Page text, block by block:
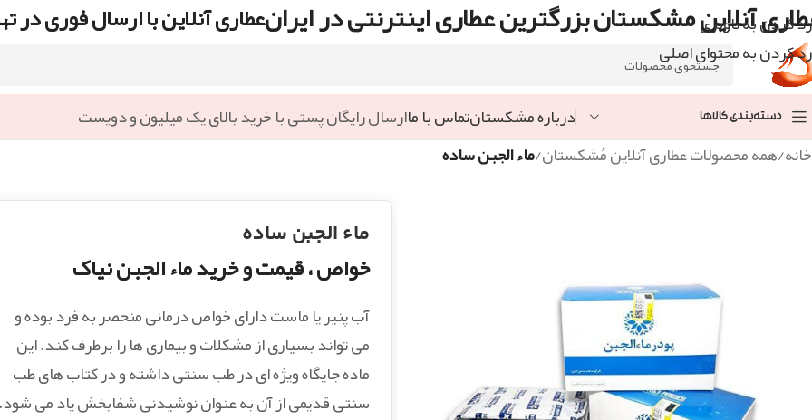
رد کردن به ناوبری
رد کردن به محتوای اصلی
آنلاین مشکستان بزرگترین عطاری اینترنتی در ایرانعطاری آنلاین با ارسال فوری در
دسته‌بندی کالاها درباره مشکستانتماس با ماارسال رایگان پستی با خرید بالای یک میلیون و دویست
خانه/همه محصولات عطاری آنلاین مُشکستان/ماء الجبن ساده
ماء الجبن ساده
خواص ، قیمت و خرید ماء الجبن نیاک
آب پنیر یا ماست دارای خواص درمانی منحصر به فرد بوده و
می تواند بسیاری از مشکلات و بیماری ها را برطرف کند. این
ماده جایگاه ویژه ای در طب سنتی داشته و در کتاب های طب
سنتی قدیمی از آن به عنوان نوشیدنی شفابخش یاد می